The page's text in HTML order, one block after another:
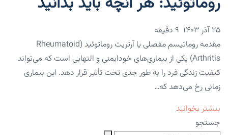
۲۵ آذر ۱۴۰۳
مقدمه روماتیسم مفصلی یا آرتریت روماتوئید (Rheumatoid
Arthritis) یکی از بیماری‌های خودایمنی و التهابی است که می‌تواند
کیفیت زندگی فرد را به طور جدی تحت تأثیر قرار دهد. این بیماری
زمانی رخ می‌دهد که…
بیشتر بخوانید
جستجو